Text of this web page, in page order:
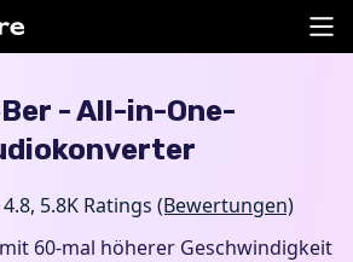
- All-in-One-
4.8, 5.8K Ratings (Bewertungen)
60-mal höherer Geschwindigkeit